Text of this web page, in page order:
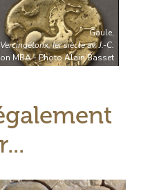
Gaule,
Ier siècle av. J.-C.
MBA - Photo Alain Basset